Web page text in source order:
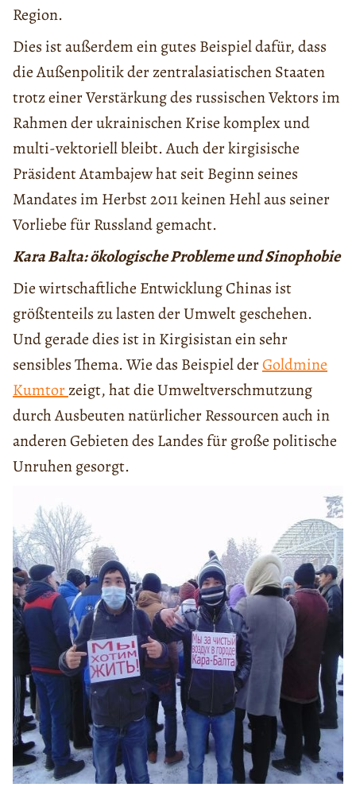
Region.
Dies ist außerdem ein gutes Beispiel dafür, dass
die Außenpolitik der zentralasiatischen Staaten
trotz einer Verstärkung des russischen Vektors im
Rahmen der ukrainischen Krise komplex und
multi-vektoriell bleibt. Auch der kirgisische
Präsident Atambajew hat seit Beginn seines
Mandates im Herbst 2011 keinen Hehl aus seiner
Vorliebe für Russland gemacht.
Kara Balta: ökologische Probleme und Sinophobie
Die wirtschaftliche Entwicklung Chinas ist
größtenteils zu lasten der Umwelt geschehen.
Und gerade dies ist in Kirgisistan ein sehr
sensibles Thema. Wie das Beispiel derGoldmine
Kumtorzeigt, hat die Umweltverschmutzung
durch Ausbeuten natürlicher Ressourcen auch in
anderen Gebieten des Landes für große politische
Unruhen gesorgt.